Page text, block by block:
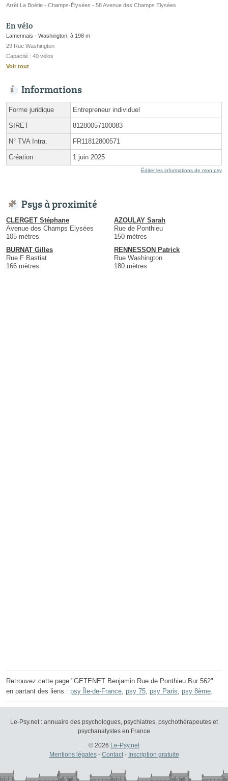
Arrêt La Boétie - Champs-Élysées - 58 Avenue des Champs Elysées
En vélo
Lamennais - Washington, à 198 m
29 Rue Washington
Capacité : 40 vélos
Voir tout
Informations
Forme juridique Entrepreneur individuel
SIRET 81280057100083
N° TVA Intra. FR11812800571
Création 1 juin 2025
Éditer les informations de mon psy
Psys à proximité
CLERGET Stéphane
Avenue des Champs Elysées
105 mètres
AZOULAY Sarah
Rue de Ponthieu
150 mètres
BURNAT Gilles
Rue F Bastiat
166 mètres
RENNESSON Patrick
Rue Washington
180 mètres
Retrouvez cette page "GETENET Benjamin Rue de Ponthieu Bur 562"
en partant des liens : psy Île-de-France psy 75 psy Paris psy 8ème
Le-Psy.net : annuaire des psychologues, psychiatres, psychothérapeutes et
psychanalystes en France
© 2026 Le-Psy.net
Mentions légales- Contact- Inscription gratuite